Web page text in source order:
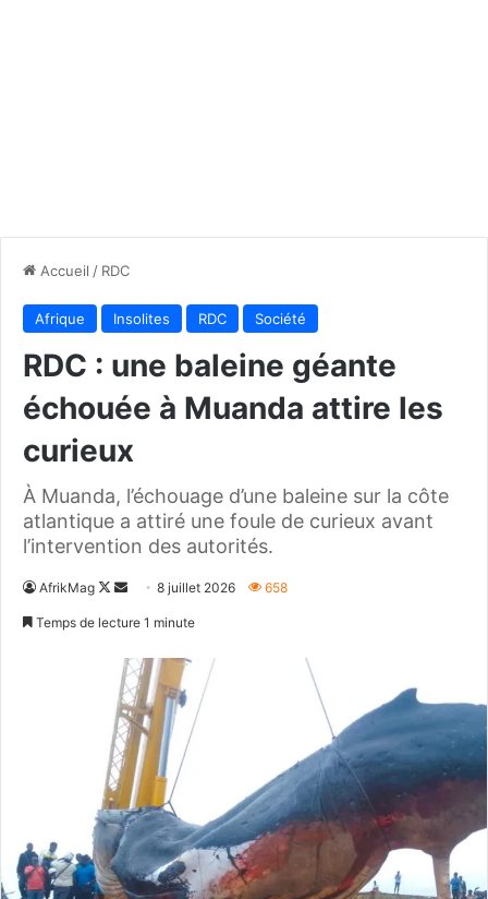
Accueil / RDC
Afrique Insolites RDC Société
RDC : une baleine géante
échouée à Muanda attire les
curieux
À Muanda, l’échouage d’une baleine sur la côte
atlantique a attiré une foule de curieux avant
l’intervention des autorités.
AfrikMag
Follow
Envoyer8 juillet 2026 658
Temps de lecture 1 minute